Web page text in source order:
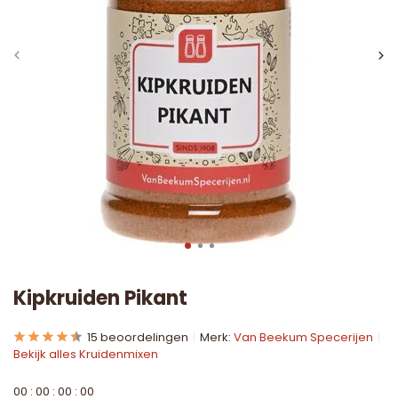
Kipkruiden Pikant
15 beoordelingen Merk: Van Beekum Specerijen
Bekijk alles Kruidenmixen
00 : 00 : 00 : 00